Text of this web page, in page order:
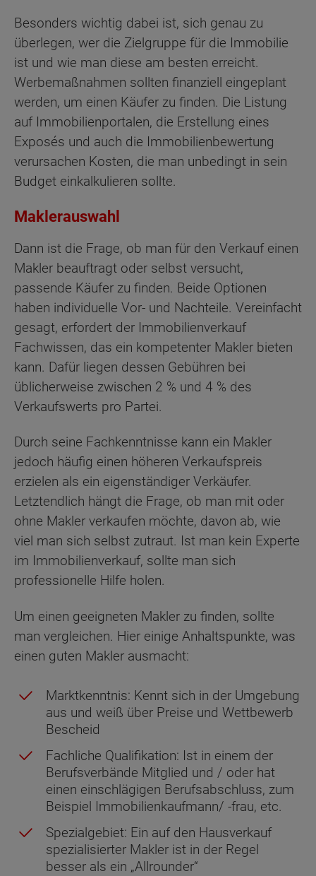
Besonders wichtig dabei ist, sich genau zu
überlegen, wer die Zielgruppe für die Immobilie
ist und wie man diese am besten erreicht.
Werbemaßnahmen sollten finanziell eingeplant
werden, um einen Käufer zu finden. Die Listung
auf Immobilienportalen, die Erstellung eines
Exposés und auch die Immobilienbewertung
verursachen Kosten, die man unbedingt in sein
Budget einkalkulieren sollte.
Maklerauswahl
Dann ist die Frage, ob man für den Verkauf einen
Makler beauftragt oder selbst versucht,
passende Käufer zu finden. Beide Optionen
haben individuelle Vor- und Nachteile. Vereinfacht
gesagt, erfordert der Immobilienverkauf
Fachwissen, das ein kompetenter Makler bieten
kann. Dafür liegen dessen Gebühren bei
üblicherweise zwischen 2 % und 4 % des
Verkaufswerts pro Partei.
Durch seine Fachkenntnisse kann ein Makler
jedoch häufig einen höheren Verkaufspreis
erzielen als ein eigenständiger Verkäufer.
Letztendlich hängt die Frage, ob man mit oder
ohne Makler verkaufen möchte, davon ab, wie
viel man sich selbst zutraut. Ist man kein Experte
im Immobilienverkauf, sollte man sich
professionelle Hilfe holen.
Um einen geeigneten Makler zu finden, sollte
man vergleichen. Hier einige Anhaltspunkte, was
einen guten Makler ausmacht:
Marktkenntnis: Kennt sich in der Umgebung
aus und weiß über Preise und Wettbewerb
Bescheid
Fachliche Qualifikation: Ist in einem der
Berufsverbände Mitglied und / oder hat
einen einschlägigen Berufsabschluss, zum
Beispiel Immobilienkaufmann/ -frau, etc.
Spezialgebiet: Ein auf den Hausverkauf
spezialisierter Makler ist in der Regel
besser als ein „Allrounder“